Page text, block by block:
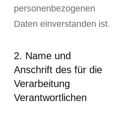
personenbezogenen
Daten einverstanden ist.
2. Name und
Anschrift des für die
Verarbeitung
Verantwortlichen